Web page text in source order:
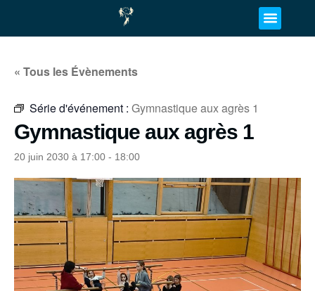
« Tous les Évènements
Série d'événement : Gymnastique aux agrès 1
Gymnastique aux agrès 1
20 juin 2030 à 17:00 - 18:00